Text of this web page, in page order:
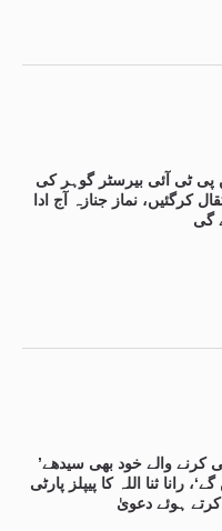
پی ٹی آئی بیرسٹر گوہر کی
کرگئیں، نماز جنازہ آج ادا
گی
’الٹی گنتی کرنے والے خود بھی سیدھے
رانا ثنا اللہ کا پیپلز پارٹی
کرتے ہوئے دعویٰ